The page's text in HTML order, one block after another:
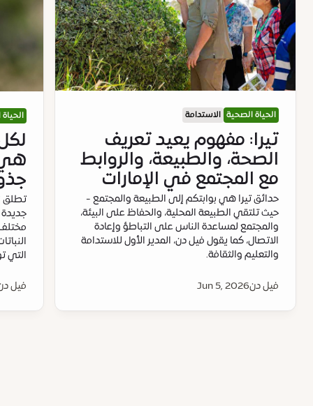
الحياة الصحية الاستدامة
تيرا: مفهوم يعيد تعريف
الصحة، والطبيعة، والروابط
مع المجتمع في الإمارات
حدائق تيرا هي بوابتكم إلى الطبيعة والمجتمع -
حيث تلتقي الطبيعة المحلية، والحفاظ على البيئة،
والمجتمع لمساعدة الناس على التباطؤ وإعادة
الاتصال، كما يقول فيل دن، المدير الأول للاستدامة
والتعليم والثقافة.
فيل دنJun 5, 2026
هي
تطلق
مختلف
التي
فيل